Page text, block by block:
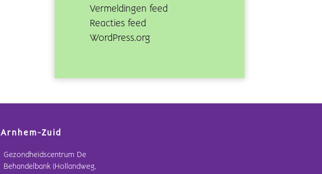
Vermeldingen feed
Reacties feed
WordPress.org
Arnhem-Zuid
Gezondheidscentrum De
Behandelbank (Hollandweg,